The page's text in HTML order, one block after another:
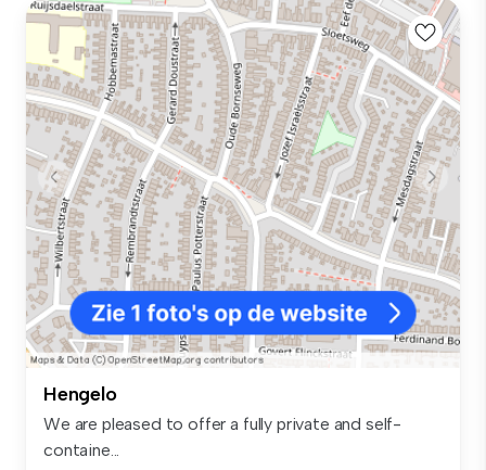
Hengelo
We are pleased to offer a fully private and self-
containe...